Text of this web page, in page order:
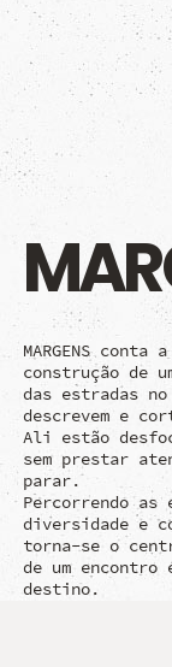
MARGENS
construção de
das estradas
descrevem e
Ali estão
sem prestar
parar.
Percorrendo as
diversidade e
torna-se o
de um
destino.